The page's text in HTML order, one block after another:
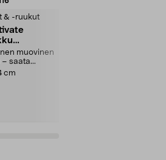
& -ruukut
musta
muovinen
saata...
cm